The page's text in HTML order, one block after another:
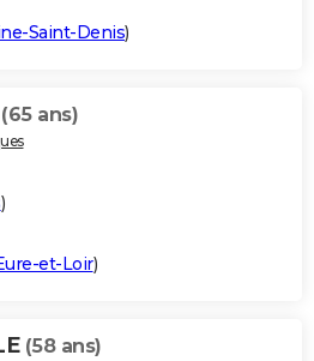
Saint-Denis)
(65 ans)
)
et-Loir)
(58 ans)